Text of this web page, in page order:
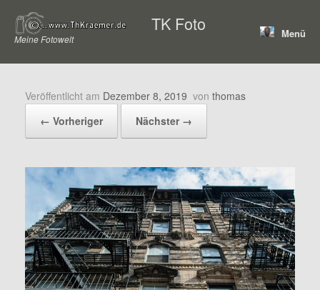
Inhalt
springen
TK Foto
Meine Fotowelt Menü
Veröffentlicht am Dezember 8, 2019 von thomas
← Vorheriger
Nächster →